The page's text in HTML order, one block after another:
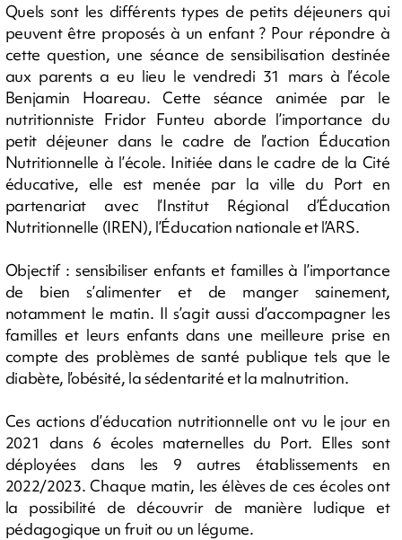
Quels sont les différents types de petits déjeuners qui
peuvent être proposés à un enfant ? Pour répondre à
cette question, une séance de sensibilisation destinée
aux parents a eu lieu le vendredi 31 mars à l’école
Benjamin Hoareau. Cette séance animée par le
nutritionniste Fridor Funteu aborde l’importance du
petit déjeuner dans le cadre de l’action Éducation
Nutritionnelle à l’école. Initiée dans le cadre de la Cité
éducative, elle est menée par la ville du Port en
partenariat avec l’Institut Régional d’Éducation
Nutritionnelle (IREN), l’Éducation nationale et l’ARS.
Objectif : sensibiliser enfants et familles à l’importance
de bien s’alimenter et de manger sainement,
notamment le matin. Il s’agit aussi d’accompagner les
familles et leurs enfants dans une meilleure prise en
compte des problèmes de santé publique tels que le
diabète, l’obésité, la sédentarité et la malnutrition.
Ces actions d’éducation nutritionnelle ont vu le jour en
2021 dans 6 écoles maternelles du Port. Elles sont
déployées dans les 9 autres établissements en
2022/2023. Chaque matin, les élèves de ces écoles ont
la possibilité de découvrir de manière ludique et
pédagogique un fruit ou un légume.